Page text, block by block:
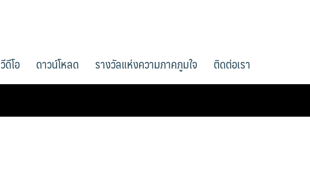
วีดีโอ ดาวน์โหลด รางวัลแห่งความภาคภูมใจ ติดต่อเรา